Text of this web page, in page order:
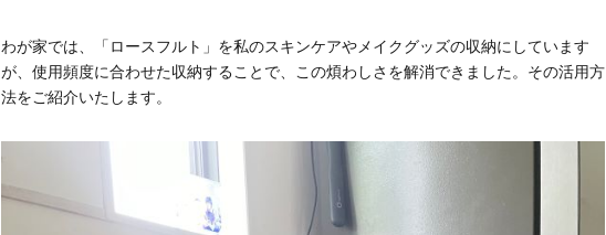
わが家では、「ロースフルト」を私のスキンケアやメイクグッズの収納にしています
が、使用頻度に合わせた収納することで、この煩わしさを解消できました。その活用方
法をご紹介いたします。